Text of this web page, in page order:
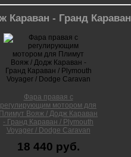
- Гранд Караван
Фара правая с
регулирующим мотором для
Плимут Вояж / Додж Караван
- Гранд Караван / Plymouth
Voyager / Dodge Caravan
18 440 руб.